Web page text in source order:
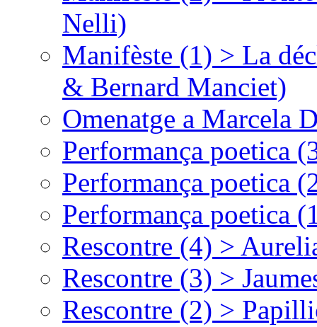
Nelli)
Manifèste (1) > La
& Bernard Manciet)
Omenatge a Marcela
Performança poetica
Performança poetica
Performança poetica
Rescontre (4) >
Rescontre (3) >
Rescontre (2) >